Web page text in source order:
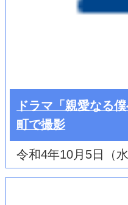
ドラマ「親愛なる
町で撮影
令和4年10月5日（